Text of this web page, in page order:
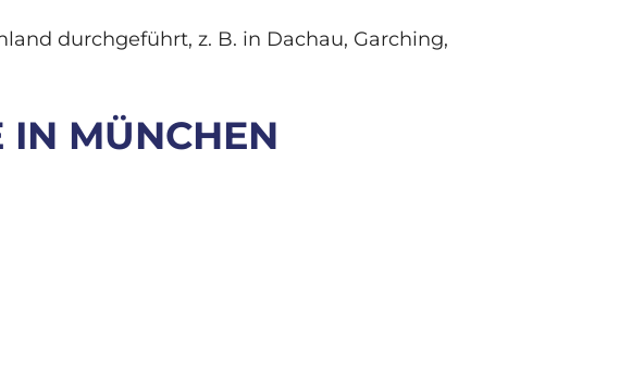
durchgeführt, z. B. in Dachau, Garching,
IN MÜNCHEN